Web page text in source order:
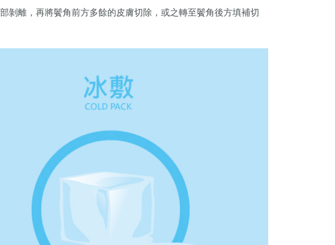
剝離，再將鬢角前方多餘的皮膚切除，或之轉至鬢角後方填補切